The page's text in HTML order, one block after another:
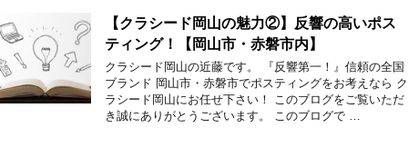
【クラシード岡山の魅力②】反響の高いポス
ティング！【岡山市・赤磐市内】
クラシード岡山の近藤です。 『反響第一！』信頼の全国
ブランド 岡山市・赤磐市でポスティングをお考えなら ク
ラシード岡山にお任せ下さい！ このブログをご覧いただ
き誠にありがとうございます。 このブログで …